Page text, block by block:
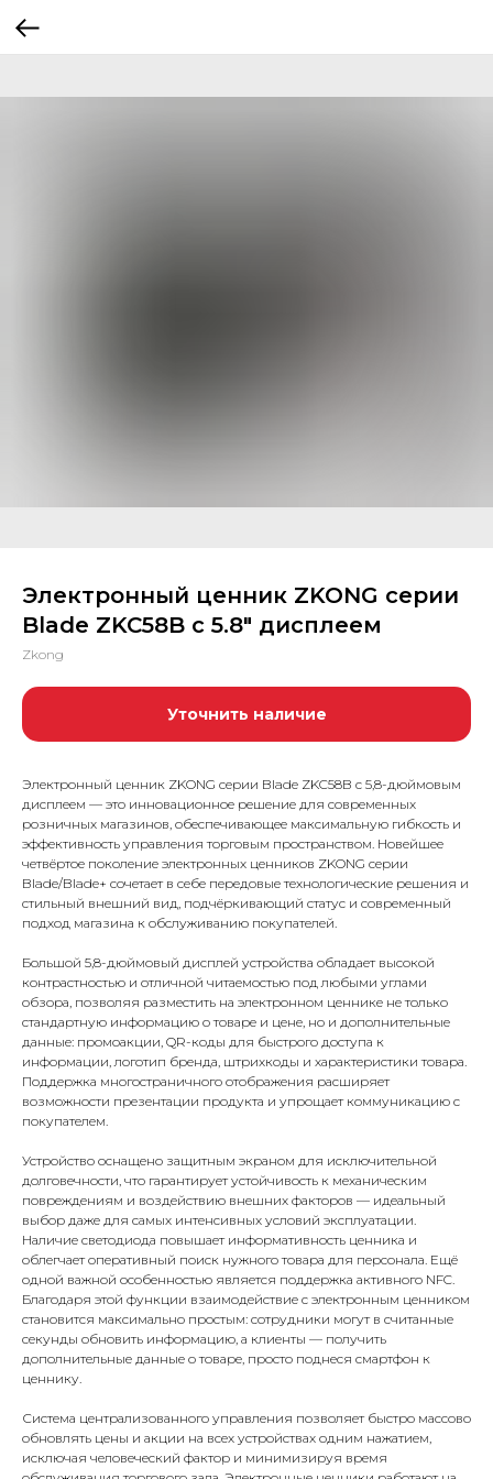
Электронный ценник ZKONG серии
Blade ZKC58B с 5.8″ дисплеем
Zkong
Уточнить наличие
Электронный ценник ZKONG серии Blade ZKC58B с 5,8-дюймовым
дисплеем — это инновационное решение для современных
розничных магазинов, обеспечивающее максимальную гибкость и
эффективность управления торговым пространством. Новейшее
четвёртое поколение электронных ценников ZKONG серии
Blade/Blade+ сочетает в себе передовые технологические решения и
стильный внешний вид, подчёркивающий статус и современный
подход магазина к обслуживанию покупателей.
Большой 5,8-дюймовый дисплей устройства обладает высокой
контрастностью и отличной читаемостью под любыми углами
обзора, позволяя разместить на электронном ценнике не только
стандартную информацию о товаре и цене, но и дополнительные
данные: промоакции, QR-коды для быстрого доступа к
информации, логотип бренда, штрихкоды и характеристики товара.
Поддержка многостраничного отображения расширяет
возможности презентации продукта и упрощает коммуникацию с
покупателем.
Устройство оснащено защитным экраном для исключительной
долговечности, что гарантирует устойчивость к механическим
повреждениям и воздействию внешних факторов — идеальный
выбор даже для самых интенсивных условий эксплуатации.
Наличие светодиода повышает информативность ценника и
облегчает оперативный поиск нужного товара для персонала. Ещё
одной важной особенностью является поддержка активного NFC.
Благодаря этой функции взаимодействие с электронным ценником
становится максимально простым: сотрудники могут в считанные
секунды обновить информацию, а клиенты — получить
дополнительные данные о товаре, просто поднеся смартфон к
ценнику.
Система централизованного управления позволяет быстро массово
обновлять цены и акции на всех устройствах одним нажатием,
исключая человеческий фактор и минимизируя время